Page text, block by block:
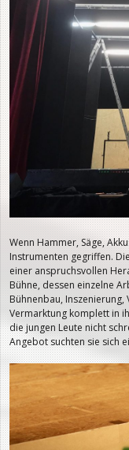
Wenn Hammer, Säge,
Instrumenten gegriffen.
einer anspruchsvollen
Bühne, dessen einzelne
Bühnenbau,
Vermarktung komplett in
die jungen Leute nicht
Angebot suchten sie sich